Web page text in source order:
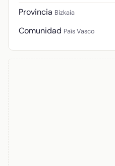
Provincia Bizkaia
Comunidad País Vasco